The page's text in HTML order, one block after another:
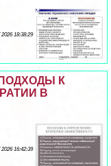
2026 18:38:29
К
В
2026 16:42:39